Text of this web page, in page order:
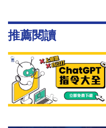
推薦閱讀